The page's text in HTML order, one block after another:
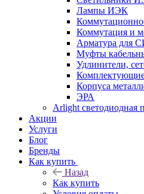
Лампы ИЭК
Коммутация и
Арматура для
Муфты
Удлинители,
Корпуса
ЭРА
Arlight светодиодная
Акции
Услуги
Блог
Бренды
Как купить
Назад
Как купить